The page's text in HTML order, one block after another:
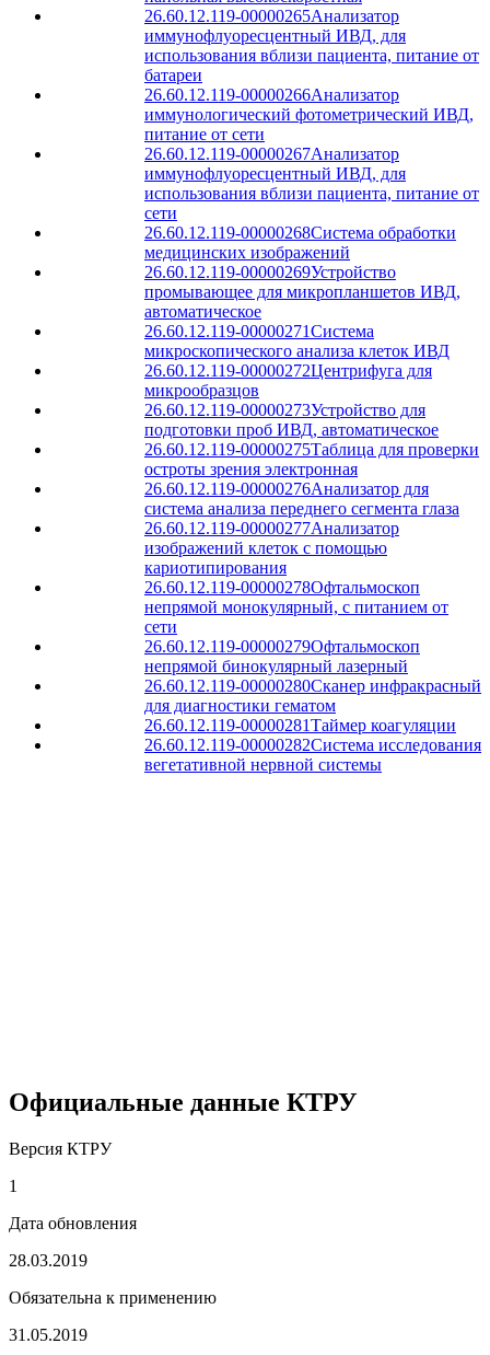
26.60.12.119-00000265Анализатор
иммунофлуоресцентный ИВД, для
использования вблизи пациента, питание от
батареи
26.60.12.119-00000266Анализатор
иммунологический фотометрический ИВД,
питание от сети
26.60.12.119-00000267Анализатор
иммунофлуоресцентный ИВД, для
использования вблизи пациента, питание от
сети
26.60.12.119-00000268Система обработки
медицинских изображений
26.60.12.119-00000269Устройство
промывающее для микропланшетов ИВД,
автоматическое
26.60.12.119-00000271Система
микроскопического анализа клеток ИВД
26.60.12.119-00000272Центрифуга для
микрообразцов
26.60.12.119-00000273Устройство для
подготовки проб ИВД, автоматическое
26.60.12.119-00000275Таблица для проверки
остроты зрения электронная
26.60.12.119-00000276Анализатор для
система анализа переднего сегмента глаза
26.60.12.119-00000277Анализатор
изображений клеток с помощью
кариотипирования
26.60.12.119-00000278Офтальмоскоп
непрямой монокулярный, с питанием от
сети
26.60.12.119-00000279Офтальмоскоп
непрямой бинокулярный лазерный
26.60.12.119-00000280Сканер инфракрасный
для диагностики гематом
26.60.12.119-00000281Таймер коагуляции
26.60.12.119-00000282Система исследования
вегетативной нервной системы
Официальные данные КТРУ
Версия КТРУ
1
Дата обновления
28.03.2019
Обязательна к применению
31.05.2019